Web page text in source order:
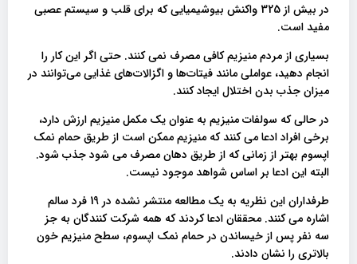
در بیش از 325 واکنش بیوشیمیایی که برای قلب و سیستم عصبی
مفید است.
بسیاری از مردم منیزیم کافی مصرف نمی کنند. حتی اگر این کار را
انجام دهید، عواملی مانند فیتات‌ها و اگزالات‌های غذایی می‌توانند در
میزان جذب بدن اختلال ایجاد کنند.
در حالی که سولفات منیزیم به عنوان یک مکمل منیزیم ارزش دارد،
برخی افراد ادعا می کنند که منیزیم ممکن است از طریق حمام نمک
اپسوم بهتر از زمانی که از طریق دهان مصرف می شود جذب شود.
البته این ادعا بر اساس شواهد موجود نیست.
طرفداران این نظریه به یک مطالعه منتشر نشده در 19 فرد سالم
اشاره می کنند. محققان ادعا کردند که همه شرکت کنندگان به جز
سه نفر پس از خیساندن در حمام نمک اپسوم، سطح منیزیم خون
بالاتری را نشان دادند.